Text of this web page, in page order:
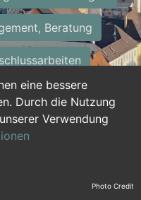
eine bessere
Durch die Nutzung
Verwendung
Beratung
Sekretariat
Ausbildung Photo Credit